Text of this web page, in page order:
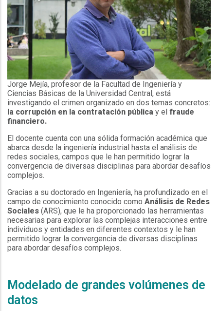
Jorge Mejía, profesor de la Facultad de Ingeniería y
Ciencias Básicas de la Universidad Central, está
investigando el crimen organizado en dos temas concretos:
la corrupción en la contratación pública y el fraude
financiero.
El docente cuenta con una sólida formación académica que
abarca desde la ingeniería industrial hasta el análisis de
redes sociales, campos que le han permitido lograr la
convergencia de diversas disciplinas para abordar desafíos
complejos.
Gracias a su doctorado en Ingeniería, ha profundizado en el
campo de conocimiento conocido como Análisis de Redes
Sociales (ARS), que le ha proporcionado las herramientas
necesarias para explorar las complejas interacciones entre
individuos y entidades en diferentes contextos y le han
permitido lograr la convergencia de diversas disciplinas
para abordar desafíos complejos.
Modelado de grandes volúmenes de
datos